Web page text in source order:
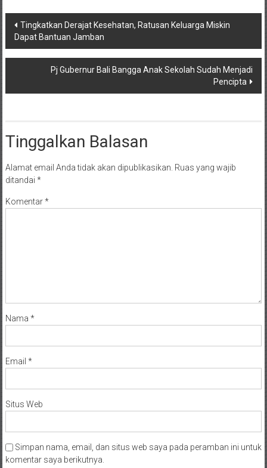
Navigasi
pos
Tingkatkan Derajat Kesehatan, Ratusan Keluarga Miskin
Dapat Bantuan Jamban
Pj Gubernur Bali Bangga Anak Sekolah Sudah Menjadi
Pencipta
Tinggalkan Balasan
Alamat email Anda tidak akan dipublikasikan. Ruas yang wajib
ditandai *
Komentar*
Nama *
Email *
Situs Web
Simpan nama, email, dan situs web saya pada peramban ini untuk
komentar saya berikutnya.